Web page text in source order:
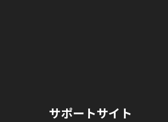
サポートサイト